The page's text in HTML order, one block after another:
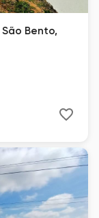
Bento,